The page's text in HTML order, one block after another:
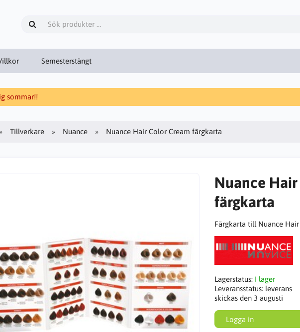
Semesterstängt
sommar!!
Tillverkare Nuance Nuance Hair Color Cream färgkarta
Nuance
färgkarta
Färgkarta till Nuance
Lagerstatus: I lager
Leveransstatus: leverans
skickas den 3 augusti
Logga in